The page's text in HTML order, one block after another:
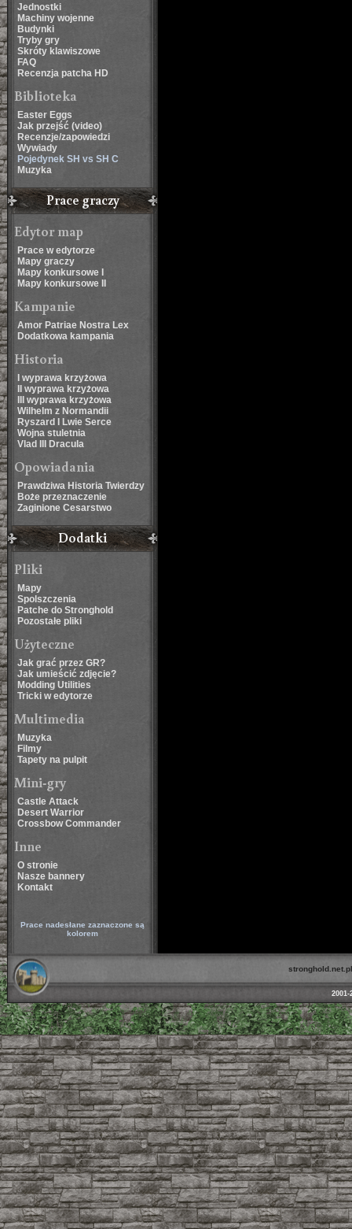
Jednostki
Machiny wojenne
Budynki
Tryby gry
Skróty klawiszowe
FAQ
Recenzja patcha HD
Biblioteka
Easter Eggs
Jak przejść (video)
Recenzje/zapowiedzi
Wywiady
Pojedynek SH vs SH C
Muzyka
Prace graczy
Edytor map
Prace w edytorze
Mapy graczy
Mapy konkursowe I
Mapy konkursowe II
Kampanie
Amor Patriae Nostra Lex
Dodatkowa kampania
Historia
I wyprawa krzyżowa
II wyprawa krzyżowa
III wyprawa krzyżowa
Wilhelm z Normandii
Ryszard I Lwie Serce
Wojna stuletnia
Vlad III Dracula
Opowiadania
Prawdziwa Historia Twierdzy
Boże przeznaczenie
Zaginione Cesarstwo
Dodatki
Pliki
Mapy
Spolszczenia
Patche do Stronghold
Pozostałe pliki
Użyteczne
Jak grać przez GR?
Jak umieścić zdjęcie?
Modding Utilities
Tricki w edytorze
Multimedia
Muzyka
Filmy
Tapety na pulpit
Mini-gry
Castle Attack
Desert Warrior
Crossbow Commander
Inne
O stronie
Nasze bannery
Kontakt
Prace nadesłane zaznaczone są
kolorem
stronghold.net.pl